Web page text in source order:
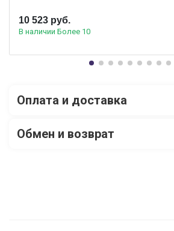
10 523 руб.
В наличии Более 10
Оплата и доставка
Обмен и возврат